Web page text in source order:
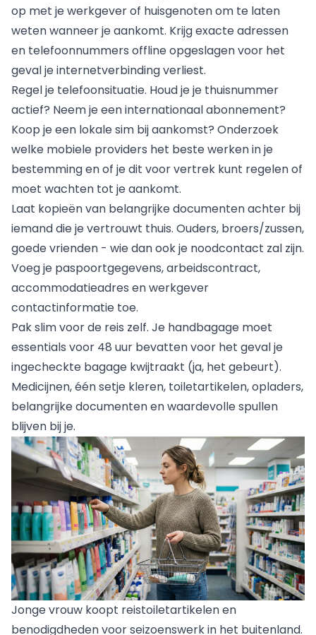
op met je werkgever of huisgenoten om te laten
weten wanneer je aankomt. Krijg exacte adressen
en telefoonnummers offline opgeslagen voor het
geval je internetverbinding verliest.
Regel je telefoonsituatie. Houd je je thuisnummer
actief? Neem je een internationaal abonnement?
Koop je een lokale sim bij aankomst? Onderzoek
welke mobiele providers het beste werken in je
bestemming en of je dit voor vertrek kunt regelen of
moet wachten tot je aankomt.
Laat kopieën van belangrijke documenten achter bij
iemand die je vertrouwt thuis. Ouders, broers/zussen,
goede vrienden - wie dan ook je noodcontact zal zijn.
Voeg je paspoortgegevens, arbeidscontract,
accommodatieadres en werkgever
contactinformatie toe.
Pak slim voor de reis zelf. Je handbagage moet
essentials voor 48 uur bevatten voor het geval je
ingecheckte bagage kwijtraakt (ja, het gebeurt).
Medicijnen, één setje kleren, toiletartikelen, opladers,
belangrijke documenten en waardevolle spullen
blijven bij je.
Jonge vrouw koopt reistoiletartikelen en
benodigdheden voor seizoenswerk in het buitenland.